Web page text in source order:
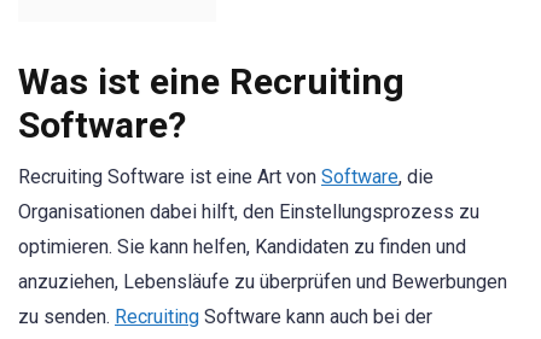
Was ist eine Recruiting
Software?
Recruiting Software ist eine Art von Software, die
Organisationen dabei hilft, den Einstellungsprozess zu
optimieren. Sie kann helfen, Kandidaten zu finden und
anzuziehen, Lebensläufe zu überprüfen und Bewerbungen
zu senden. Recruiting Software kann auch bei der